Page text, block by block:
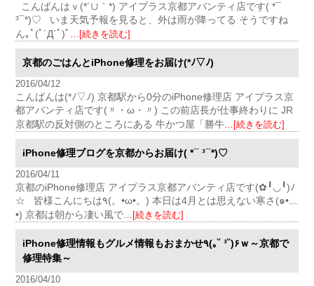
こんばんはｖ(*´∪｀*) アイプラス京都アバンティ店です( *¯
³¯*)♡ いま天気予報を見ると、外は雨が降ってる そうですね
ん｡ﾟ(ﾟ´Д`ﾟ)ﾟ …[続きを読む]
京都のごはんとiPhone修理をお届け(*ﾉ▽ﾉ)
2016/04/12
こんばんは(*ﾉ▽ﾉ) 京都駅から0分のiPhone修理店 アイプラス京
都アバンティ店です(〃・ω・〃) この前店長が仕事終わりに JR
京都駅の反対側のところにある 牛かつ屋「勝牛…[続きを読む]
iPhone修理ブログを京都からお届け( *¯ ³¯*)♡
2016/04/11
京都のiPhone修理店 アイプラス京都アバンティ店です(✿╹◡╹)ﾉ
☆ 皆様こんにちは٩(。•ω•。) 本日は4月とは思えない寒さ(๑•﹏
•) 京都は朝から凄い風で…[続きを読む]
iPhone修理情報もグルメ情報もおまかせ٩(｡˘ ³˘)۶ｗ～京都で
修理特集～
2016/04/10